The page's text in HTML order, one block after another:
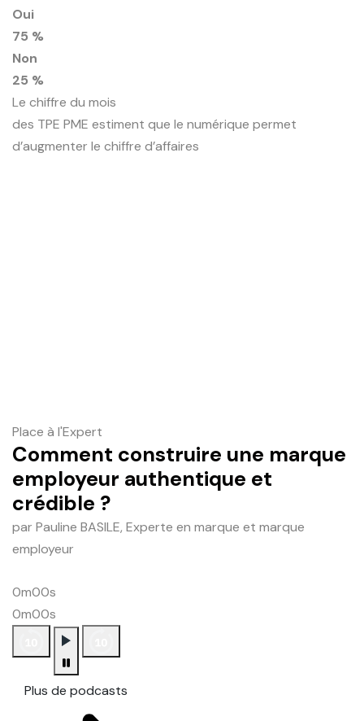
Oui
75 %
Non
25 %
Le chiffre du mois
des TPE PME estiment que le numérique permet
d’augmenter le chiffre d’affaires
Place à l'Expert
Comment construire une marque
employeur authentique et
crédible ?
par Pauline BASILE, Experte en marque et marque
employeur
0m00s
0m00s
Plus de podcasts